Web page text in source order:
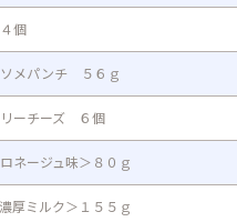
個
メパンチ ５６ｇ
ーチーズ ６個
ネージュ味＞８０ｇ
厚ミルク＞１５５ｇ